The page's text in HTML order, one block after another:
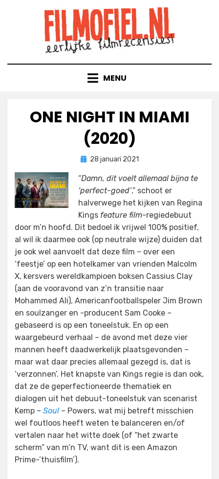
MENU
ONE NIGHT IN MIAMI
(2020)
doorFilmofiel.nl
Geplaatst
28 januari 2021
“Damn, dit voelt allemaal bijna te
‘perfect-goed’,” schoot er
halverwege het kijken van Regina
Kings feature film-regiedebuut
door m’n hoofd. Dit bedoel ik vrijwel 100% positief,
al wil ik daarmee ook (op neutrale wijze) duiden dat
je ook wel aanvoelt dat deze film – over een
‘feestje’ op een hotelkamer van vrienden Malcolm
X, kersvers wereldkampioen boksen Cassius Clay
(aan de vooravond van z’n transitie naar
Mohammed Ali), Americanfootballspeler Jim Brown
en soulzanger en -producent Sam Cooke –
gebaseerd is op een toneelstuk. En op een
waargebeurd verhaal – de avond met deze vier
mannen heeft daadwerkelijk plaatsgevonden –
maar wat daar precies allemaal gezegd is, dat is
‘verzonnen’. Het knapste van Kings regie is dan ook,
dat ze de geperfectioneerde thematiek en
dialogen uit het debuut-toneelstuk van scenarist
Kemp – Soul – Powers, wat mij betreft misschien
wel foutloos heeft weten te balanceren en/of
vertalen naar het witte doek (of “het zwarte
scherm” van m’n TV, want dit is een Amazon
Prime-’thuisfilm’).